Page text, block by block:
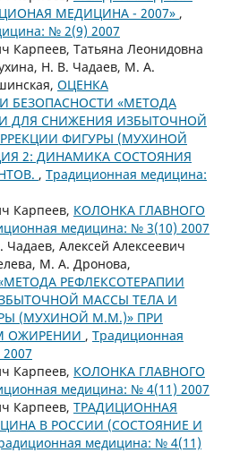
МЕДИЦИНА - 2007» ,
№ 2(9) 2007
Карпеев, Татьяна Леонидовна
Н. В. Чадаев, М. А.
ОЦЕНКА
БЕЗОПАСНОСТИ «МЕТОДА
ДЛЯ СНИЖЕНИЯ ИЗБЫТОЧНОЙ
ФИГУРЫ (МУХИНОЙ
2: ДИНАМИКА СОСТОЯНИЯ
, Традиционная медицина:
Карпеев, КОЛОНКА ГЛАВНОГО
медицина: № 3(10) 2007
Алексей Алексеевич
М. А. Дронова,
РЕФЛЕКСОТЕРАПИИ
МАССЫ ТЕЛА И
(МУХИНОЙ М.М.)» ПРИ
ОЖИРЕНИИ , Традиционная
Карпеев, КОЛОНКА ГЛАВНОГО
медицина: № 4(11) 2007
Карпеев, ТРАДИЦИОННАЯ
В РОССИИ (СОСТОЯНИЕ И
медицина: № 4(11)